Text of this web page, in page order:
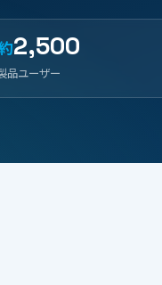
2,500
品ユーザー